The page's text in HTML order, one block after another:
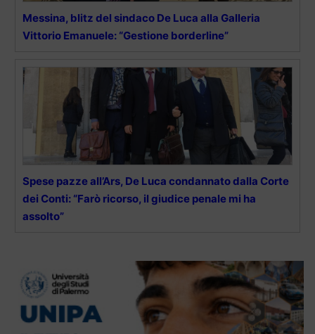
Messina, blitz del sindaco De Luca alla Galleria
Vittorio Emanuele: “Gestione borderline”
Spese pazze all’Ars, De Luca condannato dalla Corte
dei Conti: “Farò ricorso, il giudice penale mi ha
assolto”